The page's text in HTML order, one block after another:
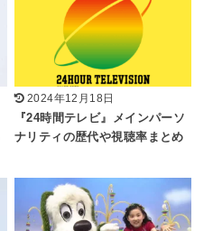
2024年12月18日
『24時間テレビ』メインパーソ
ナリティの歴代や視聴率まとめ